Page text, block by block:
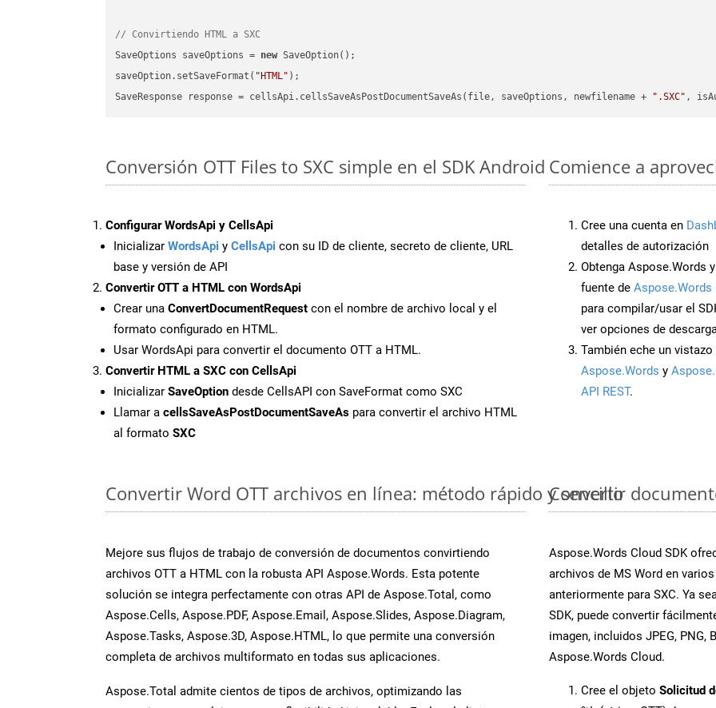
// Convirtiendo HTML a SXC
SaveOptions saveOptions = new SaveOption();
saveOption.setSaveFormat( "HTML" );
SaveResponse response = cellsApi.cellsSaveAsPostDocumentSaveAs(file, saveOptions, newfilename +
".SXC" ,
Conversión OTT Files to SXC simple en el SDK Android
Configurar WordsApi y CellsApi
Inicializar WordsApi y CellsApi con su ID de cliente, secreto de cliente, URL
base y versión de API
Convertir OTT a HTML con WordsApi
Crear una ConvertDocumentRequest con el nombre de archivo local y el
formato configurado en HTML.
Usar WordsApi para convertir el documento OTT a HTML.
Convertir HTML a SXC con CellsApi
Inicializar SaveOption desde CellsAPI con SaveFormat como SXC
Llamar a cellsSaveAsPostDocumentSaveAs para convertir el archivo HTML
al formato SXC
Comience a
Cree una cuenta en
detalles de autorización
Obtenga Aspose.Words
fuente de Aspose.Words
para compilar/usar el
ver opciones de
También eche un
Aspose.Words y
API REST.
Convertir Word OTT archivos en línea: método rápido y sencillo
Mejore sus flujos de trabajo de conversión de documentos convirtiendo
archivos OTT a HTML con la robusta API Aspose.Words. Esta potente
solución se integra perfectamente con otras API de Aspose.Total, como
Aspose.Cells, Aspose.PDF, Aspose.Email, Aspose.Slides, Aspose.Diagram,
Aspose.Tasks, Aspose.3D, Aspose.HTML, lo que permite una conversión
completa de archivos multiformato en todas sus aplicaciones.
Aspose.Total admite cientos de tipos de archivos, optimizando las
Convertir
Aspose.Words Cloud SDK
archivos de MS Word en
anteriormente para SXC. Ya
SDK, puede convertir
imagen, incluidos JPEG, PNG,
Aspose.Words Cloud.
Cree el objeto Solicitud